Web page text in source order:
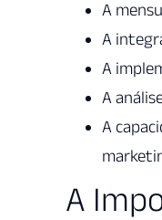
A
A
A
A
A
A